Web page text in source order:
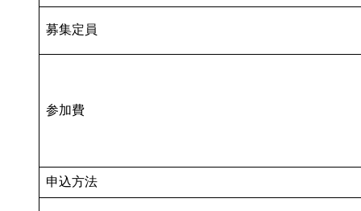
募集定員
参加費
申込方法